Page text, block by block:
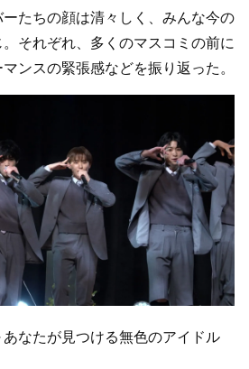
たちの顔は清々しく、みんな今の
それぞれ、多くのマスコミの前に
ンスの緊張感などを振り返った。
なたが見つける無色のアイドル